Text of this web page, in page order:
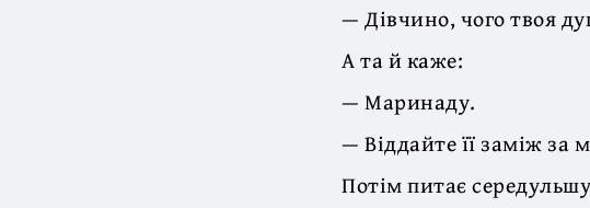
— Дівчино, чого твоя
А та й каже:
— Маринаду.
— Віддайте її заміж
Потім питає